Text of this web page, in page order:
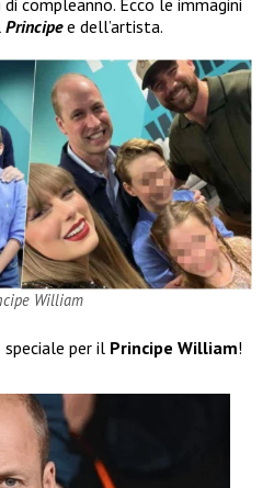
compleanno. Ecco le immagini
Principee dell’artista.
William
per il Principe William!